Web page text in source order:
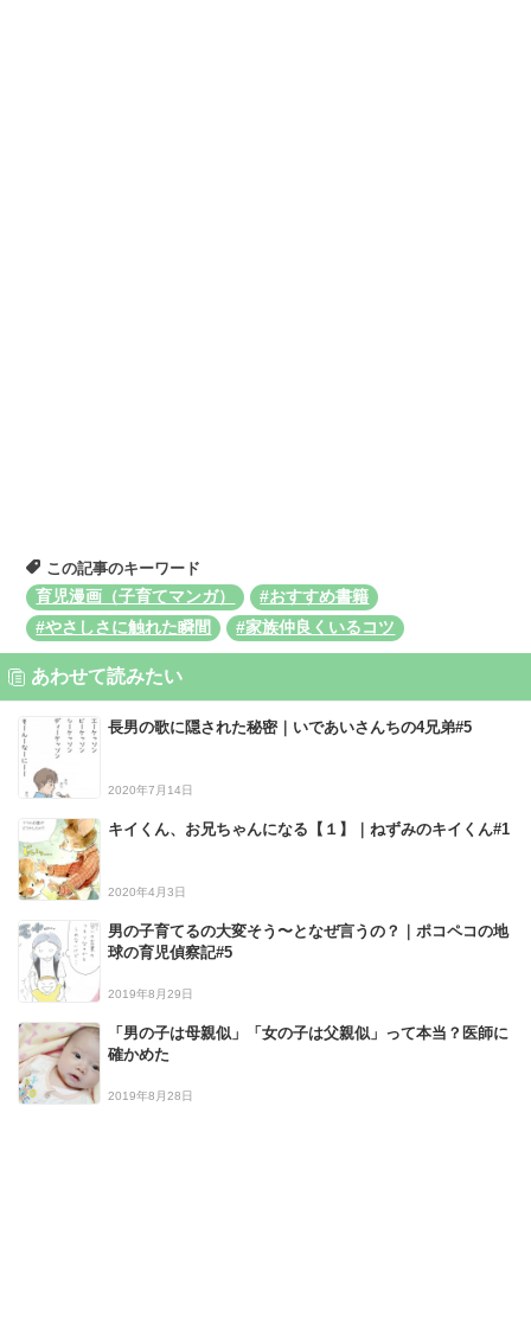
この記事のキーワード
育児漫画（子育てマンガ）
#おすすめ書籍
#やさしさに触れた瞬間
#家族仲良くいるコツ
あわせて読みたい
長男の歌に隠された秘密｜いであいさんちの4兄弟#5
2020年7月14日
キイくん、お兄ちゃんになる【１】｜ねずみのキイくん#1
2020年4月3日
男の子育てるの大変そう〜となぜ言うの？｜ポコペコの地
球の育児偵察記#5
2019年8月29日
「男の子は母親似」「女の子は父親似」って本当？医師に
確かめた
2019年8月28日